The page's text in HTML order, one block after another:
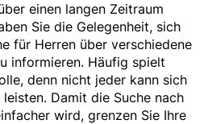
einen langen Zeitraum
Sie die Gelegenheit, sich
für Herren über verschiedene
informieren. Häufig spielt
denn nicht jeder kann sich
Damit die Suche nach
wird, grenzen Sie Ihre